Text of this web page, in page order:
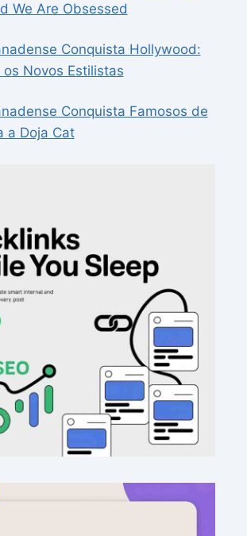
We Are Obsessed
Conquista Hollywood:
os Novos Estilistas
Conquista Famosos de
a Doja Cat